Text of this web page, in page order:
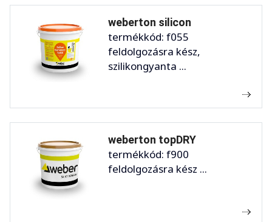
weberton silicon
termékkód: f055
feldolgozásra kész,
szilikongyanta ...
weberton topDRY
termékkód: f900
feldolgozásra kész ...